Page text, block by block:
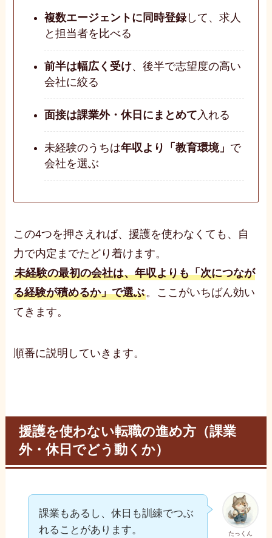
複数エージェントに同時登録して、求人
と担当者を比べる
前半は幅広く受け、後半で志望度の高い
会社に絞る
面接は課業外・休日にまとめて入れる
未経験のうちは年収より「教育環境」 で
会社を選ぶ
この4つを押さえれば、援護を使わなくても、自
力で内定までたどり着けます。
未経験の最初の会社は、年収よりも「次につなが
る経験が積めるか」で選ぶ。ここがいちばん効い
てきます。
順番に説明していきます。
援護を使わない転職の進め方（課業
外・休日でどう動くか）
たっくん
課業もあるし、休日も訓練でつぶ
れることがあります。